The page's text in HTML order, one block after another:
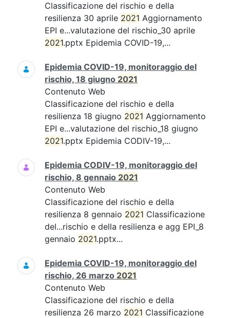
Classificazione del rischio e della
resilienza 30 aprile 2021 Aggiornamento
EPI e...valutazione del rischio_30 aprile
2021.pptx Epidemia COVID-19,...
Epidemia COVID-19, monitoraggio del
rischio, 18 giugno 2021
Contenuto Web
Classificazione del rischio e della
resilienza 18 giugno 2021 Aggiornamento
EPI e...valutazione del rischio_18 giugno
2021.pptx Epidemia CODIV-19,...
Epidemia CODIV-19, monitoraggio del
rischio, 8 gennaio 2021
Contenuto Web
Classificazione del rischio e della
resilienza 8 gennaio 2021 Classificazione
del...rischio e della resilienza e agg EPI_8
gennaio 2021.pptx...
Epidemia COVID-19, monitoraggio del
rischio, 26 marzo 2021
Contenuto Web
Classificazione del rischio e della
resilienza 26 marzo 2021 Classificazione